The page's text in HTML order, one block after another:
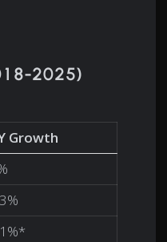
2025)
Growth